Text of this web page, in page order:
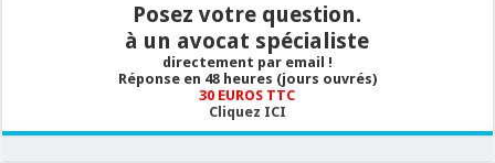
Posez votre question.
à un avocat spécialiste
directement par email !
Réponse en 48 heures (jours ouvrés)
30 EUROS TTC
Cliquez ICI